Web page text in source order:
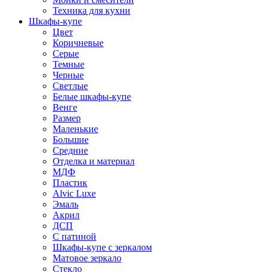
Техника для кухни
Шкафы-купе
Цвет
Коричневые
Серые
Темные
Черные
Светлые
Белые шкафы-купе
Венге
Размер
Маленькие
Большие
Средние
Отделка и материал
МДФ
Пластик
Alvic Luxe
Эмаль
Акрил
ДСП
С патиной
Шкафы-купе с зеркалом
Матовое зеркало
Стекло